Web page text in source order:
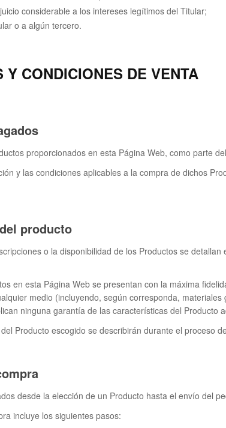
considerable a los intereses legítimos del Titular;
o a algún tercero.
Y CONDICIONES DE VENTA
proporcionados en esta Página Web, como parte
y las condiciones aplicables a la compra de dichos
producto
o la disponibilidad de los Productos se
en esta Página Web se presentan con la máxima
medio (incluyendo, según corresponda,
ninguna garantía de las características del Producto
Producto escogido se describirán durante el proceso
desde la elección de un Producto hasta el envío del
incluye los siguientes pasos: